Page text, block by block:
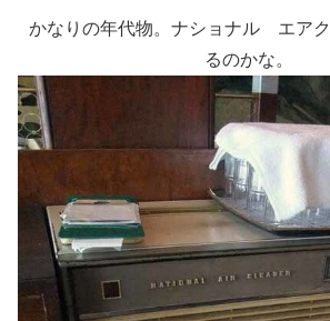
かなりの年代物。ナショナル エア
るのかな。